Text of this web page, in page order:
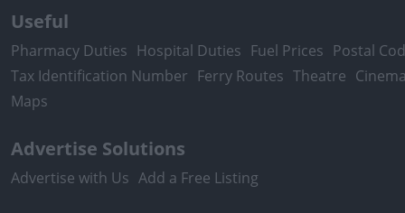
Useful
Pharmacy Duties Hospital Duties Fuel Prices Postal
Tax Identification Number Ferry Routes Theatre
Maps
Advertise Solutions
Advertise with Us Add a Free Listing